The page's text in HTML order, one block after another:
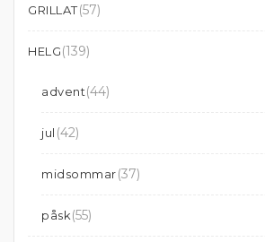
GRILLAT(57)
HELG(139)
advent(44)
jul (42)
midsommar(37)
påsk(55)